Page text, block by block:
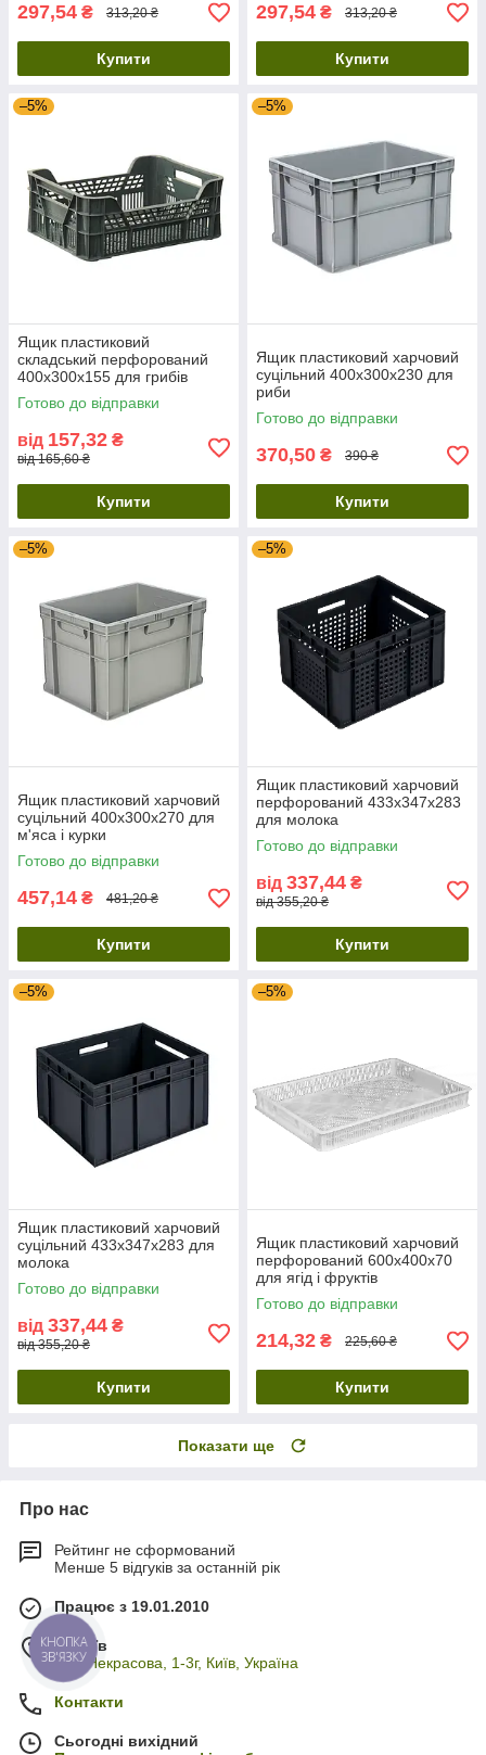
297,54 ₴ 313,20 ₴
Купити
297,54 ₴ 313,20 ₴
Купити
–5%
Ящик пластиковий
складський перфорований
400х300х155 для грибів
Готово до відправки
від 157,32 ₴
від 165,60 ₴
Купити
–5%
Ящик пластиковий харчовий
суцільний 400х300х230 для
риби
Готово до відправки
370,50 ₴ 390 ₴
Купити
–5%
Ящик пластиковий харчовий
суцільний 400х300х270 для
м'яса і курки
Готово до відправки
457,14 ₴ 481,20 ₴
Купити
–5%
Ящик пластиковий харчовий
перфорований 433х347х283
для молока
Готово до відправки
від 337,44 ₴
від 355,20 ₴
Купити
–5%
Ящик пластиковий харчовий
суцільний 433х347х283 для
молока
Готово до відправки
від 337,44 ₴
від 355,20 ₴
Купити
–5%
Ящик пластиковий харчовий
перфорований 600х400х70
для ягід і фруктів
Готово до відправки
214,32 ₴ 225,60 ₴
Купити
Показати ще
Про нас
Рейтинг не сформований
Менше 5 відгуків за останній рік
Працює з 19.01.2010
м. Київ
вул. Некрасова, 1-3г, Київ, Україна
Контакти
Сьогодні вихідний
КНОПКА
ЗВ'ЯЗКУ